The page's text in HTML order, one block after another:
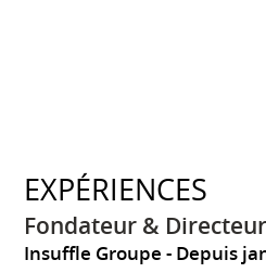
EXPÉRIENCES
Fondateur &
Insuffle Groupe Depuis